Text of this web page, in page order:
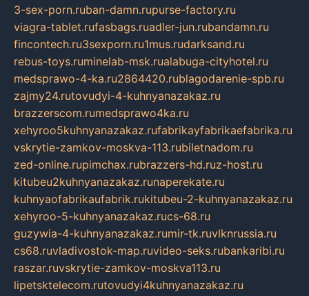
3-sex-porn.ruban-damn.rupurse-factory.ru
viagra-tablet.rufasbags.ruadler-jun.rubandamn.ru
fincontech.ru3sexporn.ru1mus.rudarksand.ru
rebus-toys.ruminelab-msk.rualabuga-cityhotel.ru
medsprawo-4-ka.ru2864420.rublagodarenie-spb.ru
zajmy24.rutovudyi-4-kuhnyanazakaz.ru
brazzerscom.rumedsprawo4ka.ru
xehyroo5kuhnyanazakaz.rufabrikayfabrikaefabrika.ru
vskrytie-zamkov-moskva-113.rubiletnadom.ru
zed-online.rupimchax.rubrazzers-hd.ruz-host.ru
kitubeu2kuhnyanazakaz.runaperekate.ru
kuhnyaofabrikaufabrik.rukitubeu-2-kuhnyanazakaz.ru
xehyroo-5-kuhnyanazakaz.rucs-68.ru
guzywia-4-kuhnyanazakaz.rumir-tk.ruvlknrussia.ru
cs68.ruvladivostok-map.ruvideo-seks.rubankaribi.ru
raszar.ruvskrytie-zamkov-moskva113.ru
lipetsktelecom.rutovudyi4kuhnyanazakaz.ru